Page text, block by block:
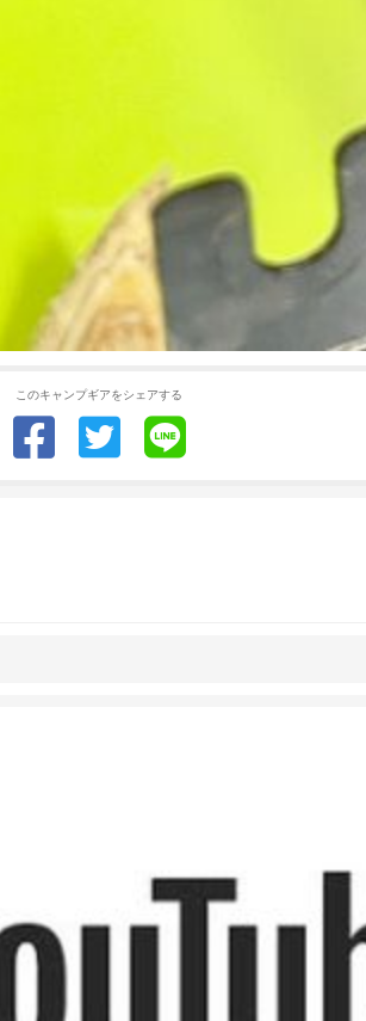
このキャンプギアをシェアする